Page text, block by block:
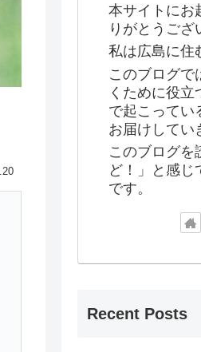
本サイトにお
りがとうござ
私は広島に住
このブログで
くために役立
で起こってい
お届けしてい
このブログを
ど！」と感じ
です。
Recent Posts